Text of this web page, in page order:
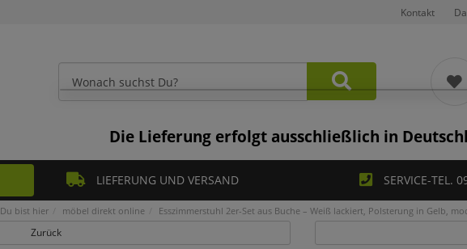
Kontakt
Die Lieferung erfolgt ausschließlich in
LIEFERUNG UND VERSAND SERVICE-TEL.
Du bist hier möbel direkt online Esszimmerstuhl 2er-Set aus Buche – Weiß lackiert, Polsterung in Gelb,
Zurück